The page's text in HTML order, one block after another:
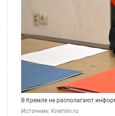
В Кремле не располагают
Источник: Kremlin.ru